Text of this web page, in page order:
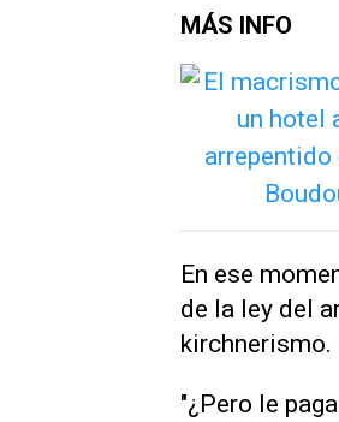
MÁS INFO
En ese
de la ley del
kirchnerismo.
"¿Pero le